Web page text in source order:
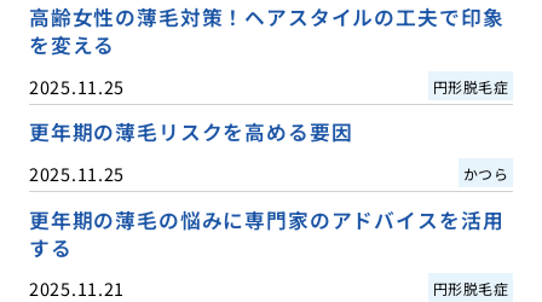
高齢女性の薄毛対策！ヘアスタイルの工夫で印象
を変える
2025.11.25 円形脱毛症
更年期の薄毛リスクを高める要因
2025.11.25 かつら
更年期の薄毛の悩みに専門家のアドバイスを活用
する
2025.11.21 円形脱毛症